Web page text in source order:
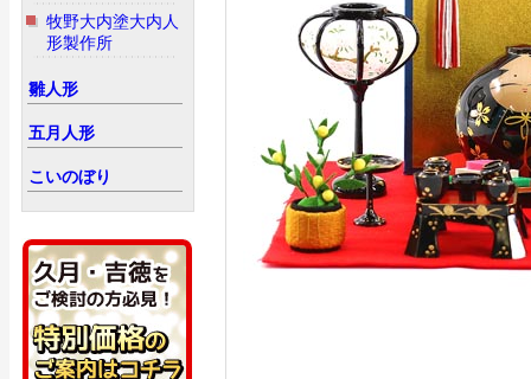
牧野大内塗大内人
形製作所
雛人形
五月人形
こいのぼり